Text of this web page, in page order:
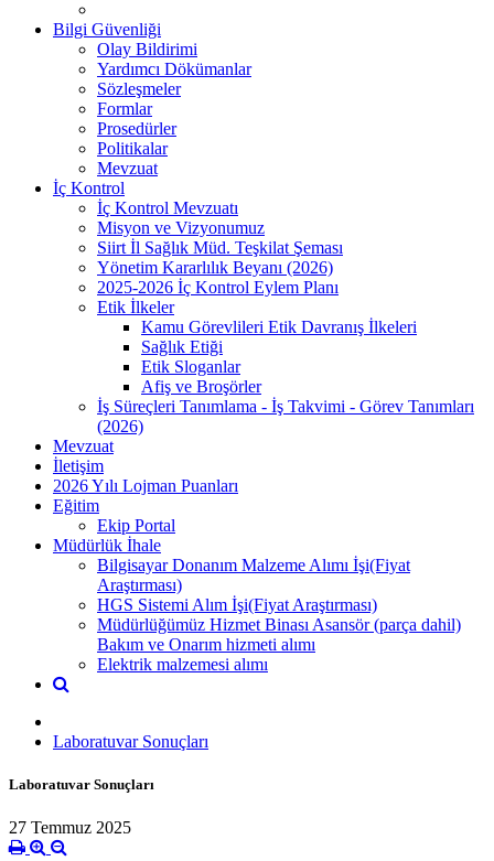
Bilgi Güvenliği
Olay Bildirimi
Yardımcı Dökümanlar
Sözleşmeler
Formlar
Prosedürler
Politikalar
Mevzuat
İç Kontrol
İç Kontrol Mevzuatı
Misyon ve Vizyonumuz
Siirt İl Sağlık Müd. Teşkilat Şeması
Yönetim Kararlılık Beyanı (2026)
2025-2026 İç Kontrol Eylem Planı
Etik İlkeler
Kamu Görevlileri Etik Davranış İlkeleri
Sağlık Etiği
Etik Sloganlar
Afiş ve Broşörler
İş Süreçleri Tanımlama - İş Takvimi - Görev Tanımları
(2026)
Mevzuat
İletişim
2026 Yılı Lojman Puanları
Eğitim
Ekip Portal
Müdürlük İhale
Bilgisayar Donanım Malzeme Alımı İşi(Fiyat
Araştırması)
HGS Sistemi Alım İşi(Fiyat Araştırması)
Müdürlüğümüz Hizmet Binası Asansör (parça dahil)
Bakım ve Onarım hizmeti alımı
Elektrik malzemesi alımı
Laboratuvar Sonuçları
Laboratuvar Sonuçları
27 Temmuz 2025